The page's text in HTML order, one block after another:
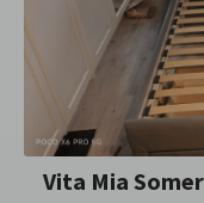
Vita Mia